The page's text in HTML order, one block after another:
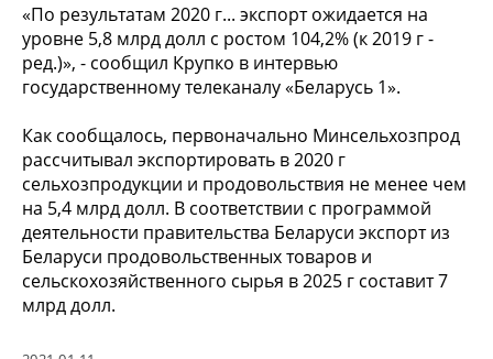
«По результатам 2020 г... экспорт ожидается на
уровне 5,8 млрд долл с ростом 104,2% (к 2019 г -
ред.)», - сообщил Крупко в интервью
государственному телеканалу «Беларусь 1».
Как сообщалось, первоначально Минсельхозпрод
рассчитывал экспортировать в 2020 г
сельхозпродукции и продовольствия не менее чем
на 5,4 млрд долл. В соответствии с программой
деятельности правительства Беларуси экспорт из
Беларуси продовольственных товаров и
сельскохозяйственного сырья в 2025 г составит 7
млрд долл.